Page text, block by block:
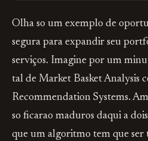
Olha so um exemplo de
segura para expandir seu
serviços. Imagine por um
tal de Market Basket Analysis
Recommendation Systems.
so ficarao maduros daqui a
que um algoritmo tem que ser